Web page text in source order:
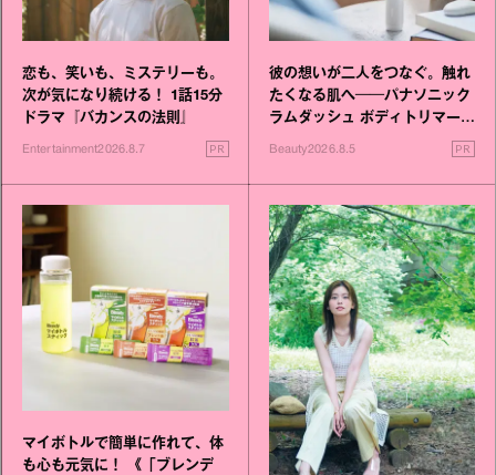
恋も、笑いも、ミステリーも。
次が気になり続ける！ 1話15分
ドラマ『バカンスの法則』
Entertainment2026.8.7 PR
彼の想いが二人をつなぐ。触れ
たくなる肌へ──パナソニック
ラムダッシュ ボディトリマーが
Beauty2026.8.5 PR
マイボトルで簡単に作れて、体
も心も元気に！ 《「ブレンデ